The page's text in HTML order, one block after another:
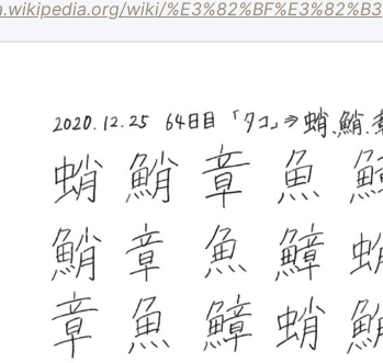
wiki/%E3%82%BF%E3%82%B3